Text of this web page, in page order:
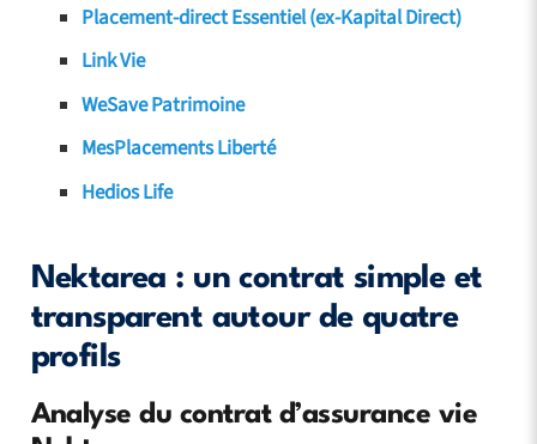
Placement-direct Essentiel (ex-Kapital Direct)
Link Vie
WeSave Patrimoine
MesPlacements Liberté
Hedios Life
Nektarea : un contrat simple et
transparent autour de quatre
profils
Analyse du contrat d’assurance vie